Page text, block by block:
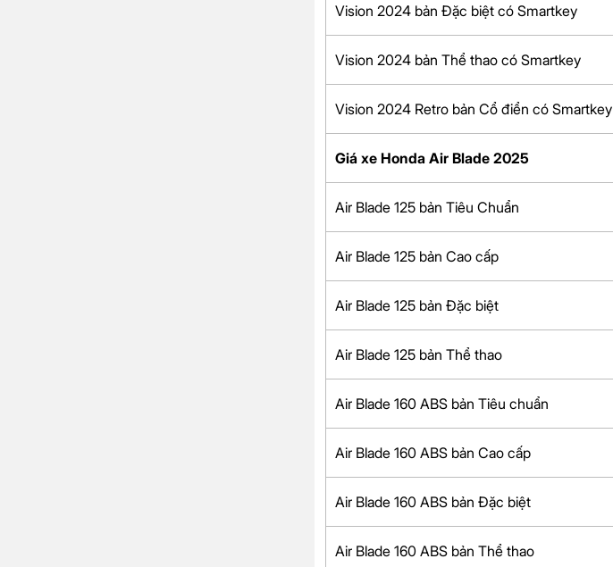
Vision 2024 bản Đặc biệt có Smartkey
Vision 2024 bản Thể thao có Smartkey
Vision 2024 Retro bản Cổ điển có Smartkey
Giá xe Honda Air Blade 2025
Air Blade 125 bản Tiêu Chuẩn
Air Blade 125 bản Cao cấp
Air Blade 125 bản Đặc biệt
Air Blade 125 bản Thể thao
Air Blade 160 ABS bản Tiêu chuẩn
Air Blade 160 ABS bản Cao cấp
Air Blade 160 ABS bản Đặc biệt
Air Blade 160 ABS bản Thể thao